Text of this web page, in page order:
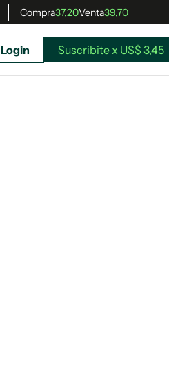
Compra37,20Venta39,70
Login Suscribite x US$ 3,45